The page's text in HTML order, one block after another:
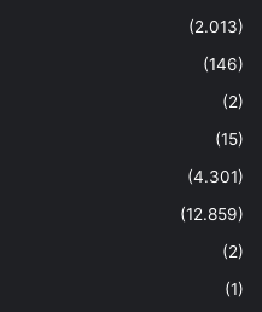
(2.013)
(146)
(2)
(15)
(4.301)
(12.859)
(2)
(1)